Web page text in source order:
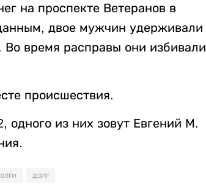
на проспекте Ветеранов в
двое мужчин удерживали
Во время расправы они избивали
происшествия.
из них зовут Евгений М.
долг